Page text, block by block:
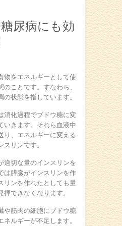
尿病にも効
物をエネルギーとして使
ことです。すなわち、
状態を指しています。
消化過程でブドウ糖に変
いきます。それら血液中
り、エネルギーに変える
リンです。
適切な量のインスリンを
は膵臓がインスリンを作
リンを作れたとしても量
できなくなります。
や筋肉の細胞にブドウ糖
ルギーが不足します。